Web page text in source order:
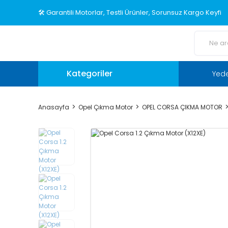
🛠️ Garantili Motorlar, Testli Ürünler, Sorunsuz Kargo Keyfi
Kategoriler
Anasayfa Opel Çıkma Motor OPEL CORSA ÇIKMA MOTOR